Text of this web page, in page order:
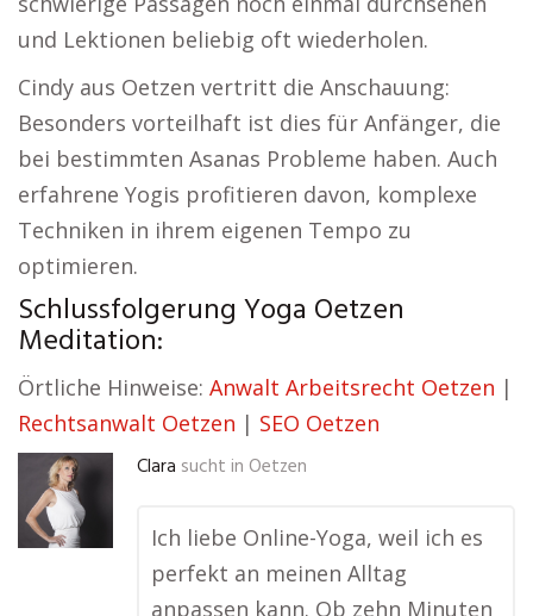
und Lektionen beliebig oft wiederholen.
Cindy aus Oetzen vertritt die Anschauung:
Besonders vorteilhaft ist dies für Anfänger, die
bei bestimmten Asanas Probleme haben. Auch
erfahrene Yogis profitieren davon, komplexe
Techniken in ihrem eigenen Tempo zu
optimieren.
Schlussfolgerung Yoga Oetzen
Meditation:
Örtliche Hinweise: Anwalt Arbeitsrecht Oetzen |
Rechtsanwalt Oetzen | SEO Oetzen
Clara sucht in Oetzen
Ich liebe Online-Yoga, weil ich es
perfekt an meinen Alltag
anpassen kann. Ob zehn Minuten